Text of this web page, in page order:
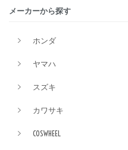
メーカーから探す
ホンダ
ヤマハ
スズキ
カワサキ
COSWHEEL